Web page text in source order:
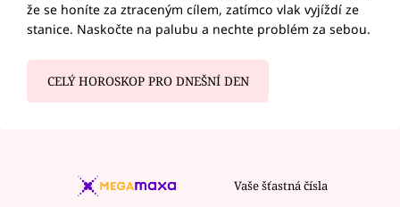
že se honíte za ztraceným cílem, zatímco vlak vyjíždí ze
stanice. Naskočte na palubu a nechte problém za sebou.
CELÝ HOROSKOP PRO DNEŠNÍ DEN
Vaše šťastná čísla